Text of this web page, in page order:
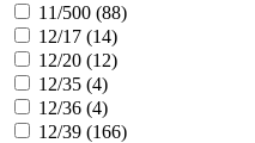
11/500 (88)
12/17 (14)
12/20 (12)
12/35 (4)
12/36 (4)
12/39 (166)